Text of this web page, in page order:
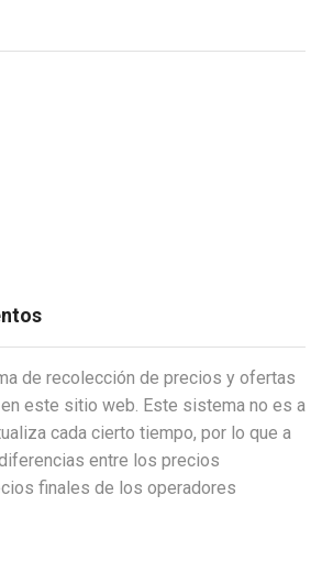
de recolección de precios y ofertas
este sitio web. Este sistema no es a
cada cierto tiempo, por lo que a
entre los precios
finales de los operadores